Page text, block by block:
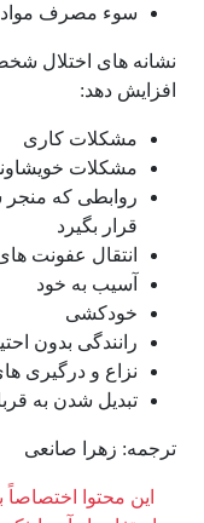
سوء مصرف مواد
نشانه های اختلال
افزایش دهد:
مشکلات کاری
مشکلات
روابطی که
قرار بگیرد
انتقال عفونت
آسیب به خود
خودکشی
رانندگی بدون
نزاع و درگیری
تبدیل شدن به
ترجمه: زهرا صانعی
این محتوا